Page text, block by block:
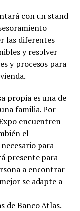
con un stand
las diferentes
y resolver
y procesos para
propia es una de
familia. Por
encuentren
el
para
presente para
a encontrar
se adapte a
de Banco Atlas.